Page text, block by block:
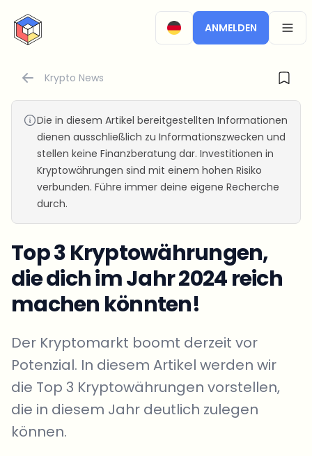
CryptoTicker
ANMELDEN
Krypto News
Die in diesem Artikel bereitgestellten Informationen
dienen ausschließlich zu Informationszwecken und
stellen keine Finanzberatung dar. Investitionen in
Kryptowährungen sind mit einem hohen Risiko
verbunden. Führe immer deine eigene Recherche
durch.
Top 3 Kryptowährungen,
die dich im Jahr 2024 reich
machen könnten!
Der Kryptomarkt boomt derzeit vor
Potenzial. In diesem Artikel werden wir
die Top 3 Kryptowährungen vorstellen,
die in diesem Jahr deutlich zulegen
können.